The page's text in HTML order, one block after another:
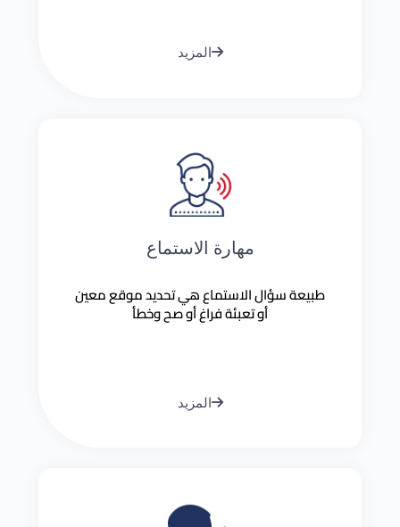
المزيد
مهارة الاستماع
طبيعة سؤال الاستماع هي تحديد موقع معين
أو تعبئة فراغ أو صح وخطأ
المزيد